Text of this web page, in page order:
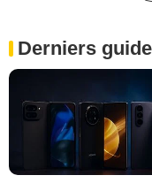
Derniers